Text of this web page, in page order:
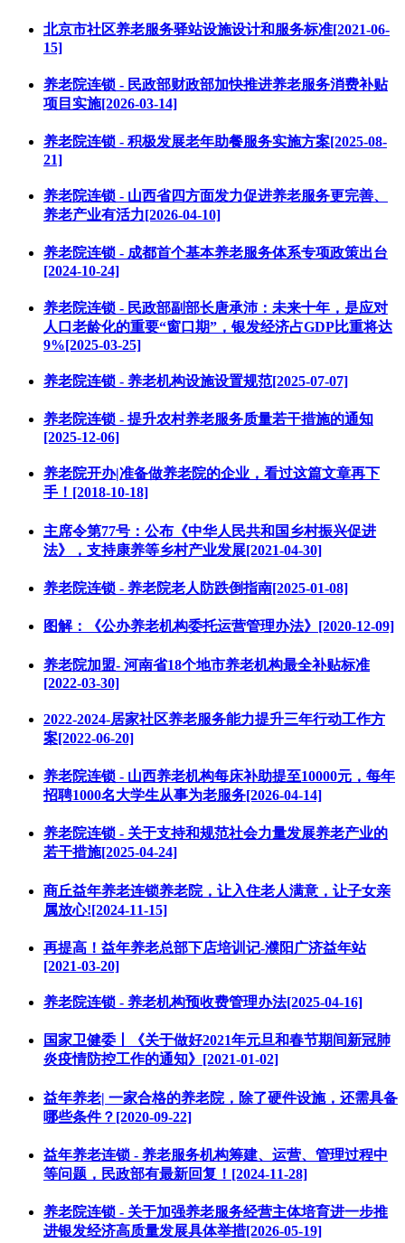
北京市社区养老服务驿站设施设计和服务标准[2021-06-
15]
养老院连锁 - 民政部财政部加快推进养老服务消费补贴
项目实施[2026-03-14]
养老院连锁 - 积极发展老年助餐服务实施方案[2025-08-
21]
养老院连锁 - 山西省四方面发力促进养老服务更完善、
养老产业有活力[2026-04-10]
养老院连锁 - 成都首个基本养老服务体系专项政策出台
[2024-10-24]
养老院连锁 - 民政部副部长唐承沛：未来十年，是应对
人口老龄化的重要“窗口期”，银发经济占GDP比重将达
9%[2025-03-25]
养老院连锁 - 养老机构设施设置规范[2025-07-07]
养老院连锁 - 提升农村养老服务质量若干措施的通知
[2025-12-06]
养老院开办|准备做养老院的企业，看过这篇文章再下
手！[2018-10-18]
主席令第77号：公布《中华人民共和国乡村振兴促进
法》，支持康养等乡村产业发展[2021-04-30]
养老院连锁 - 养老院老人防跌倒指南[2025-01-08]
图解：《公办养老机构委托运营管理办法》[2020-12-09]
养老院加盟- 河南省18个地市养老机构最全补贴标准
[2022-03-30]
2022-2024-居家社区养老服务能力提升三年行动工作方
案[2022-06-20]
养老院连锁 - 山西养老机构每床补助提至10000元，每年
招聘1000名大学生从事为老服务[2026-04-14]
养老院连锁 - 关于支持和规范社会力量发展养老产业的
若干措施[2025-04-24]
商丘益年养老连锁养老院，让入住老人满意，让子女亲
属放心![2024-11-15]
再提高！益年养老总部下店培训记-濮阳广济益年站
[2021-03-20]
养老院连锁 - 养老机构预收费管理办法[2025-04-16]
国家卫健委丨《关于做好2021年元旦和春节期间新冠肺
炎疫情防控工作的通知》[2021-01-02]
益年养老| 一家合格的养老院，除了硬件设施，还需具备
哪些条件？[2020-09-22]
益年养老连锁 - 养老服务机构筹建、运营、管理过程中
等问题，民政部有最新回复！[2024-11-28]
养老院连锁 - 关于加强养老服务经营主体培育进一步推
进银发经济高质量发展具体举措[2026-05-19]